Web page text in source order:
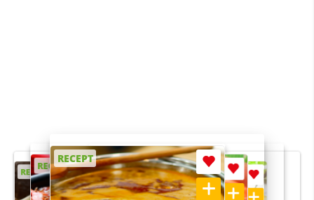
RECEPT
RECEPT
RECEPT
RECEPT
RECEPT